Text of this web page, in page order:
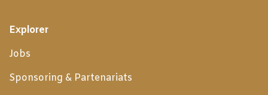
Explorer
Jobs
Sponsoring & Partenariats